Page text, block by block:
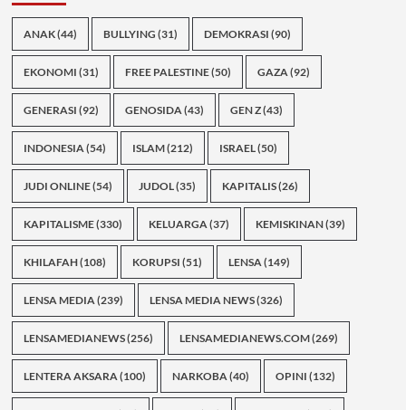
ANAK(44) BULLYING (31) DEMOKRASI (90)
EKONOMI (31) FREE PALESTINE(50) GAZA(92)
GENERASI (92) GENOSIDA(43) GEN Z(43)
INDONESIA(54) ISLAM(212) ISRAEL(50)
JUDI ONLINE(54) JUDOL(35) KAPITALIS(26)
KAPITALISME(330) KELUARGA(37) KEMISKINAN(39)
KHILAFAH(108) KORUPSI (51) LENSA(149)
LENSA MEDIA(239) LENSA MEDIA NEWS(326)
LENSAMEDIANEWS(256) LENSAMEDIANEWS.COM(269)
LENTERA AKSARA(100) NARKOBA(40) OPINI (132)